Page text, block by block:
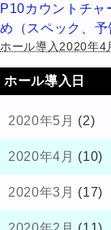
P10カウントチャ
め（スペック、
ホール導入2020年4
ホール導入日
2020年5月 (2)
2020年4月 (10)
2020年3月 (17)